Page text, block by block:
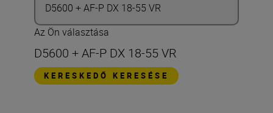
D5600 + AF-P DX 18-55 VR
Az Ön választása
D5600 + AF-P DX 18-55 VR
KERESKEDŐ KERESÉSE